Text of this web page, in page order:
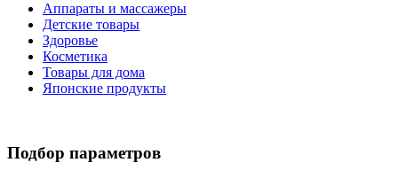
Аппараты и массажеры
Детские товары
Здоровье
Косметика
Товары для дома
Японские продукты
Подбор параметров